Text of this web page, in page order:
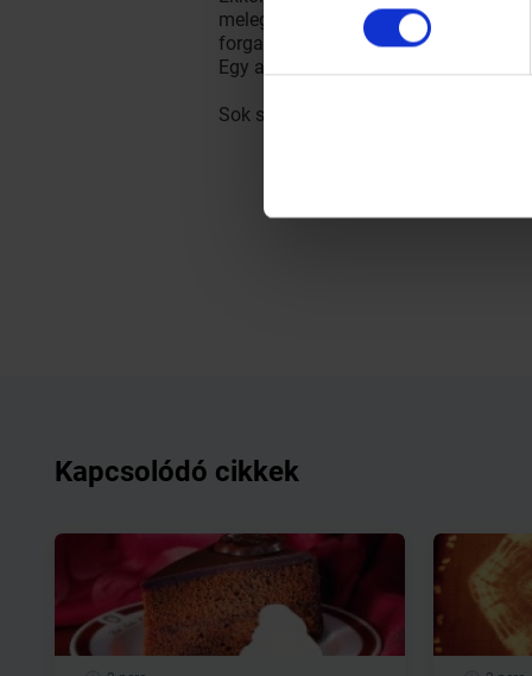
melegíteni, majd egy sütőpapírra
forgasd kakaóporba, vagy olvasztott
Egy a fontos: a csomagolásnál
Sok szerencsét kívánok a házi
Kapcsolódó cikkek